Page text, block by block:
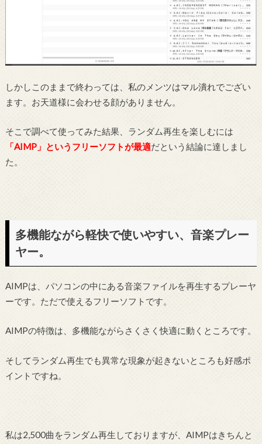
しかしこのままで終わっては、私のメンツはマル潰れでござい
ます。お天道様に会わせる顔がありません。
そこで調べて使ってみた結果、ランダム再生を楽しむには
「AIMP」というフリーソフトが最適だという結論に達しまし
た。
多機能ながら軽快で使いやすい、音楽プレー
ヤー。
AIMPは、パソコンの中にある音楽ファイルを再生するプレーヤ
ーです。ただで使えるフリーソフトです。
AIMPの特徴は、多機能ながらさくさく快適に動くところです。
そしてランダム再生でも異常な現象が起きないところも好感ポ
イントですね。
私は2,500曲をランダム再生しておりますが、AIMPはきちんと